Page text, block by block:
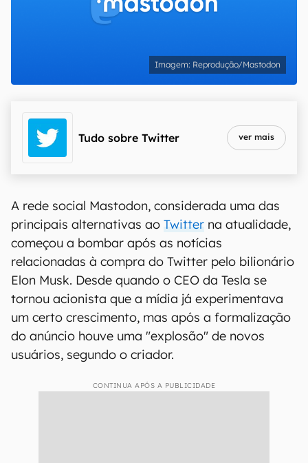
Reprodução/Mastodon
Tudo sobre Twitter ver mais
A rede social Mastodon, considerada uma das
principais alternativas ao Twitter na atualidade,
começou a bombar após as notícias
relacionadas à compra do Twitter pelo bilionário
Elon Musk. Desde quando o CEO da Tesla se
tornou acionista que a mídia já experimentava
um certo crescimento, mas após a formalização
do anúncio houve uma "explosão" de novos
usuários, segundo o criador.
CONTINUA APÓS A PUBLICIDADE